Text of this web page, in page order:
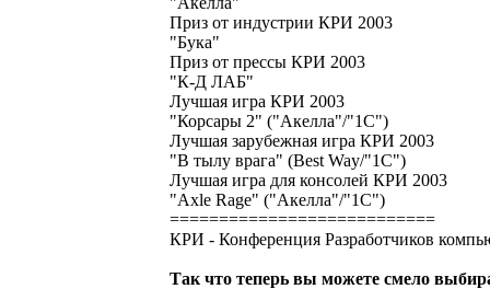
Приз от индустрии КРИ 2003
"Бука"
Приз от прессы КРИ 2003
"К-Д ЛАБ"
Лучшая игра КРИ 2003
"Корсары 2" ("Акелла"/"1С")
Лучшая зарубежная игра КРИ 2003
"В тылу врага" (Best Way/"1C")
Лучшая игра для консолей КРИ 2003
"Axle Rage" ("Акелла"/"1С")
===========================
КРИ - Конференция Разработчиков
Так что теперь вы можете смело